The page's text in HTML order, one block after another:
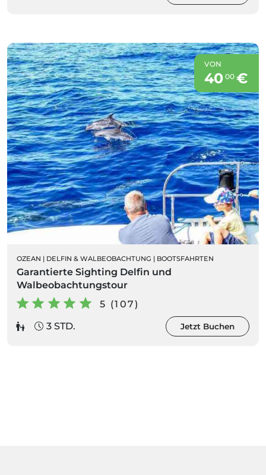
VON
40 00€
OZEAN | DELFIN & WALBEOBACHTUNG | BOOTSFAHRTEN
Garantierte Sighting Delfin und
Walbeobachtungstour
5 (107)
3 STD.
Jetzt Buchen